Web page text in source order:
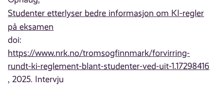
Studenter etterlyser bedre informasjon om KI-regler
på eksamen
doi:
https://www.nrk.no/tromsogfinnmark/forvirring-
rundt-ki-reglement-blant-studenter-ved-uit-1.17298416
, 2025. Intervju